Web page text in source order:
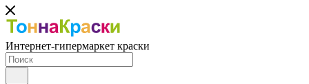
Интернет-гипермаркет краски